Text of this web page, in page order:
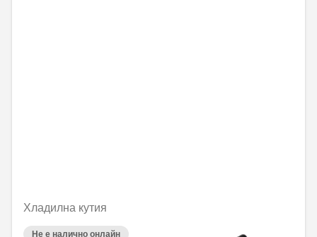
Хладилна кутия
Не е налично онлайн